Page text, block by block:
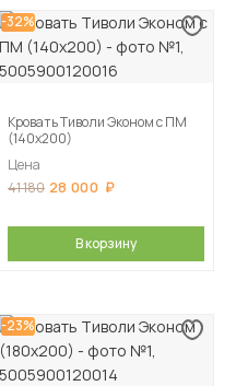
-32%
Кровать Тиволи Эконом с ПМ
(140х200)
Цена
41 180 28 000
В корзину
-23%